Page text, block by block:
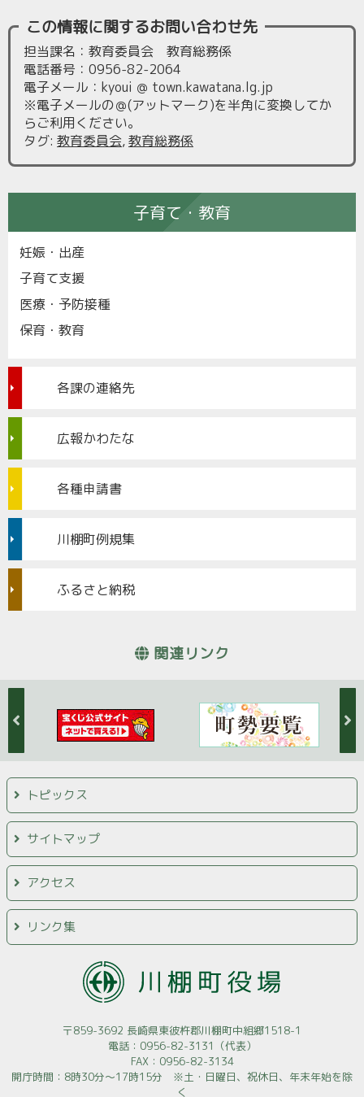
この情報に関するお問い合わせ先
担当課名：教育委員会 教育総務係
電話番号：0956-82-2064
電子メール：kyoui ＠ town.kawatana.lg.jp
※電子メールの＠(アットマーク)を半角に変換してか
らご利用ください。
タグ: 教育委員会,教育総務係
子育て・教育
妊娠・出産
子育て支援
医療・予防接種
保育・教育
各課の連絡先
広報かわたな
各種申請書
川棚町例規集
ふるさと納税
関連リンク
トピックス
サイトマップ
アクセス
リンク集
〒859-3692 長崎県東彼杵郡川棚町中組郷1518-1
電話：0956-82-3131（代表）
FAX：0956-82-3134
開庁時間：8時30分～17時15分 ※土・日曜日、祝休日、年末年始を除
く